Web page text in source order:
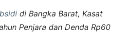
di Bangka Barat, Kasat
Penjara dan Denda Rp60